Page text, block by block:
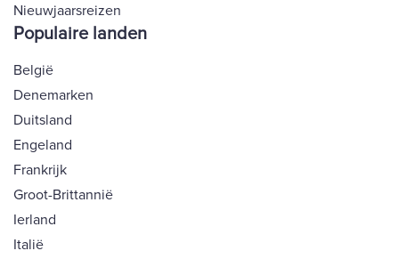
Nieuwjaarsreizen
Populaire landen
België
Denemarken
Duitsland
Engeland
Frankrijk
Groot-Brittannië
Ierland
Italië